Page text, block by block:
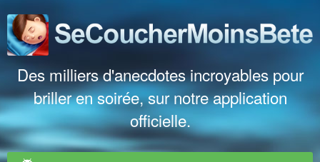
Des milliers d'anecdotes incroyables pour
briller en soirée, sur notre application
officielle.